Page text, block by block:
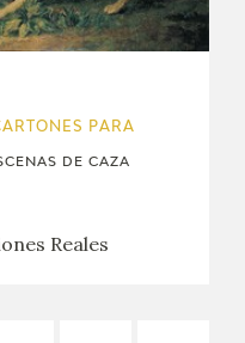
PARA
DE CAZA
Reales